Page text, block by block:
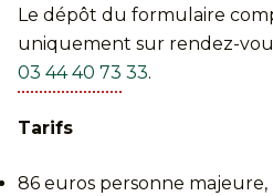
Le dépôt du formulaire
uniquement sur rendez-
03 44 40 73 33.
Tarifs
86 euros personne majeure,